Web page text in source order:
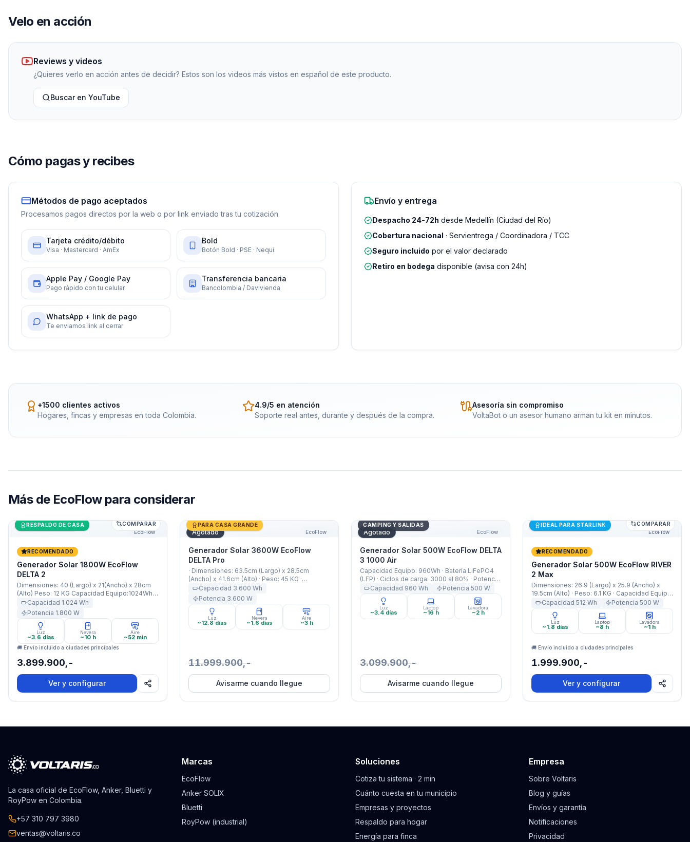
Velo en acción
Reviews y videos
¿Quieres verlo en acción antes de decidir? Estos son los videos más vistos en español de este producto.
Buscar en YouTube
Cómo pagas y recibes
Métodos de pago aceptados
Procesamos pagos directos por la web o por link enviado tras tu cotización.
Tarjeta crédito/débito
Visa · Mastercard · AmEx
Bold
Botón Bold · PSE · Nequi
Apple Pay / Google Pay
Pago rápido con tu celular
Transferencia bancaria
Bancolombia / Davivienda
WhatsApp + link de pago
Te enviamos link al cerrar
Envío y entrega
Despacho 24-72h desde Medellín (Ciudad del Río)
Cobertura nacional · Servientrega / Coordinadora / TCC
Seguro incluido por el valor declarado
Retiro en bodega disponible (avisa con 24h)
+1500 clientes activos
Hogares, fincas y empresas en toda Colombia.
4.9/5 en atención
Soporte real antes, durante y después de la compra.
Asesoría sin compromiso
VoltaBot o un asesor humano arman tu kit en minutos.
Más de EcoFlowpara considerar
Generador Solar 1800W EcoFlow DELTA 2
EcoFlow
Últimas unidades
RESPALDO DE CASA COMPARAR
RECOMENDADO
Generador Solar 1800W EcoFlow
DELTA 2
Dimensiones: 40 (Largo) x 21(Ancho) x 28cm
(Alto) Peso: 12 KG Capacidad Equipo:1024Wh
Capacidad Batería: 47600mAh (85Ah / 51,2V)
Potencia: 1800W Nominal / 2200W X-Boost
Garantía: 5 Años · · ·
Capacidad 1.024 Wh
Potencia 1.800 W
Luz
~3.6 días
Nevera
~10 h
Aire
~52 min
🚚 Envío incluido a ciudades principales
3.899.900,-
Ver y configurar
Generador Solar 3600W EcoFlow DELTA Pro
Agotado EcoFlow
PARA CASA GRANDE
Generador Solar 3600W EcoFlow
DELTA Pro
· Dimensiones: 63.5cm (Largo) x 28.5cm
(Ancho) x 41.6cm (Alto) · Peso: 45 KG ·
Capacidad Equipo: 3600Wh · Capacidad
Batería: 75000mAh (3600Wh / 48V) · Potencia:
3600W Nominal 4500W X-Boost · Garantía:
5 Años ·
Capacidad 3.600 Wh
Potencia 3.600 W
Luz
~12.8 días
Nevera
~1.6 días
Aire
~3 h
11.999.900,-
Avisarme cuando llegue
Generador Solar 500W EcoFlow DELTA 3 1000 Air
Agotado EcoFlow
CAMPING Y SALIDAS
Generador Solar 500W EcoFlow DELTA
3 1000 Air
Capacidad Equipo: 960Wh · Batería LiFePO4
(LFP) · Ciclos de carga: 3000 al 80% · Potencia:
500W Nominal, Surge 1000W, X-Boost 800W ·
Salidas USB-A 12W y USB-C 18W · Peso: 9.9
KG · Garantía: 5 Años
Capacidad 960 Wh Potencia 500 W
Luz
~3.4 días
Laptop
~16 h
Lavadora
~2 h
3.099.900,-
Avisarme cuando llegue
Generador Solar 500W EcoFlow RIVER 2
EcoFlow
Últimas unidades
IDEAL PARA STARLINK COMPARAR
RECOMENDADO
Generador Solar 500W EcoFlow RIVER
2 Max
Dimensiones: 26.9 (Largo) x 25.9 (Ancho) x
19.5cm (Alto) · Peso: 6.1 KG · Capacidad Equipo:
512Wh · Capacidad Batería: 20000mAh
(512Wh/25,6V) · ​​Ciclos d​​e carga: 3000 ciclos
de carga y descarga al 80% · Potencia: 500W
Nominal 1000W X-Boost · Garantía:3 Años ·
Capacidad 512 Wh Potencia 500 W
Luz
~1.8 días
Laptop
~8 h
Lavadora
~1 h
🚚 Envío incluido a ciudades principales
1.999.900,-
Ver y configurar
La casa oficial de EcoFlow, Anker, Bluetti y
RoyPow en Colombia.
+57 310 797 3980
ventas@voltaris.co
Marcas
EcoFlow
Anker SOLIX
Bluetti
RoyPow (industrial)
Soluciones
Cotiza tu sistema · 2 min
Cuánto cuesta en tu municipio
Empresas y proyectos
Respaldo para hogar
Energía para finca
Empresa
Sobre Voltaris
Blog y guías
Envíos y garantía
Notificaciones
Privacidad